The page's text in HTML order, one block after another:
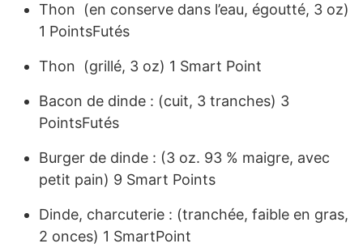
Thon (en conserve dans l’eau, égoutté, 3 oz)
1 PointsFutés
Thon (grillé, 3 oz) 1 Smart Point
Bacon de dinde : (cuit, 3 tranches) 3
PointsFutés
Burger de dinde : (3 oz. 93 % maigre, avec
petit pain) 9 Smart Points
Dinde, charcuterie : (tranchée, faible en gras,
2 onces) 1 SmartPoint